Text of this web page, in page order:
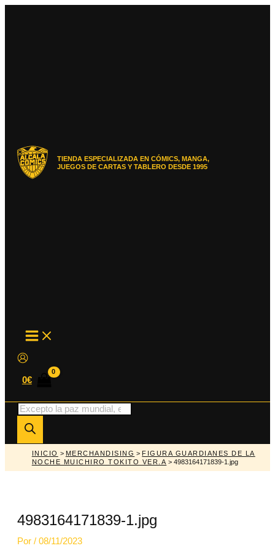
TIENDA ESPECIALIZADA EN CÓMICS, MANGA,
JUEGOS DE CARTAS Y TABLERO DESDE 1995
MAIN
MENU
0€
Búsqueda
de
productos
INICIO > MERCHANDISING > FIGURA GUARDIANES DE LA
NOCHE MUICHIRO TOKITO VER.A > 4983164171839-1.jpg
4983164171839-1.jpg
Por / 08/11/2023